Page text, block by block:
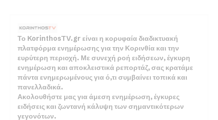
Το KorinthosTV.gr είναι η κορυφαία διαδικτυακή
πλατφόρμα ενημέρωσης για την Κορινθία και την
ευρύτερη περιοχή. Με συνεχή ροή ειδήσεων, έγκυρη
ενημέρωση και αποκλειστικά ρεπορτάζ, σας κρατάμε
πάντα ενημερωμένους για ό,τι συμβαίνει τοπικά και
πανελλαδικά.
Ακολουθήστε μας για άμεση ενημέρωση, έγκυρες
ειδήσεις και ζωντανή κάλυψη των σημαντικότερων
γεγονότων.